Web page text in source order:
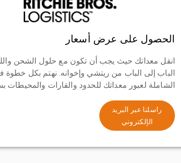
الحصول على عرض أسعار
انقل معداتك حيث يجب أن تكون مع حلول الشحن
الباب إلى الباب من ريتشي وإخوانه. نهتم بكل خطوة
الشاملة لعبور معداتك للحدود والقارات والمحيطات
راسلنا عبر البريد
الإلكتروني